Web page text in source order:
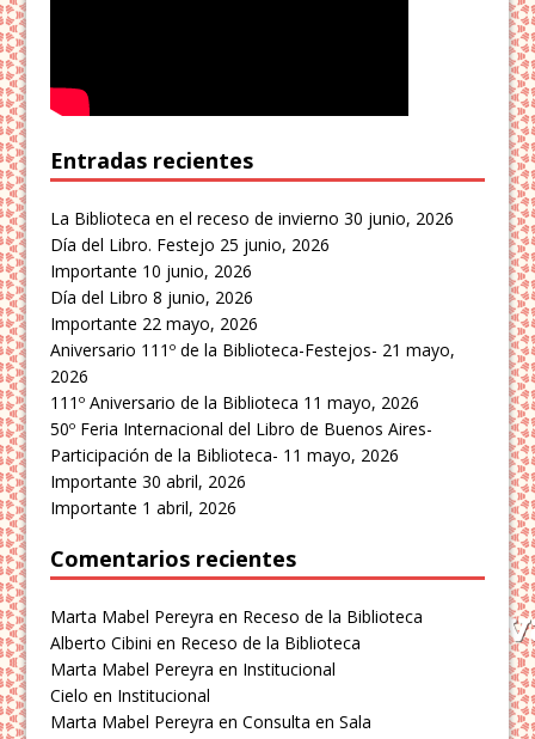
Entradas recientes
La Biblioteca en el receso de invierno 30 junio, 2026
Día del Libro. Festejo 25 junio, 2026
Importante 10 junio, 2026
Día del Libro 8 junio, 2026
Importante 22 mayo, 2026
Aniversario 111º de la Biblioteca-Festejos- 21 mayo,
2026
111º Aniversario de la Biblioteca 11 mayo, 2026
50º Feria Internacional del Libro de Buenos Aires-
Participación de la Biblioteca- 11 mayo, 2026
Importante 30 abril, 2026
Importante 1 abril, 2026
Comentarios recientes
Marta Mabel Pereyra en Receso de la Biblioteca
Alberto Cibini en Receso de la Biblioteca
Marta Mabel Pereyra en Institucional
Cielo en Institucional
Marta Mabel Pereyra enConsulta en Sala